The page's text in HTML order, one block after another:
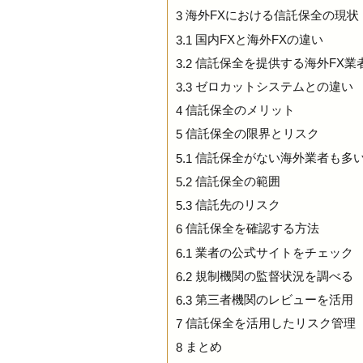
3海外FXにおける信託保全の現状
3.1 国内FXと海外FXの違い
3.2信託保全を提供する海外FX業
3.3ゼロカットシステムとの違い
4信託保全のメリット
5信託保全の限界とリスク
5.1 信託保全がない海外業者も多
5.2信託保全の範囲
5.3信託先のリスク
6信託保全を確認する方法
6.1 業者の公式サイトをチェック
6.2規制機関の監督状況を調べる
6.3第三者機関のレビューを活用
7信託保全を活用したリスク管理
8まとめ